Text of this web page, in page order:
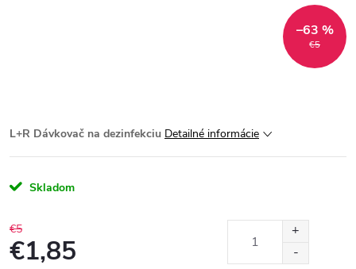
€5
–63 %
L+R Dávkovač na dezinfekciu Detailné informácie
Skladom
€5
€1,85